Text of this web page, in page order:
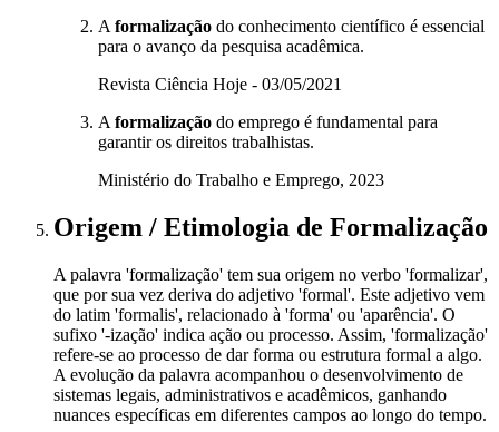
A formalização do conhecimento científico é essencial
para o avanço da pesquisa acadêmica.
Revista Ciência Hoje - 03/05/2021
A formalização do emprego é fundamental para
garantir os direitos trabalhistas.
Ministério do Trabalho e Emprego, 2023
Origem / Etimologia de Formalização
A palavra 'formalização' tem sua origem no verbo 'formalizar',
que por sua vez deriva do adjetivo 'formal'. Este adjetivo vem
do latim 'formalis', relacionado à 'forma' ou 'aparência'. O
sufixo '-ização' indica ação ou processo. Assim, 'formalização'
refere-se ao processo de dar forma ou estrutura formal a algo.
A evolução da palavra acompanhou o desenvolvimento de
sistemas legais, administrativos e acadêmicos, ganhando
nuances específicas em diferentes campos ao longo do tempo.